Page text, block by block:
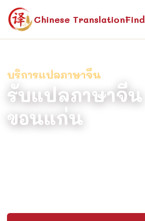
Chinese TranslationFind
บริการแปลภาษาจีน
รับแปลภาษาจีน
ขอนแก่น